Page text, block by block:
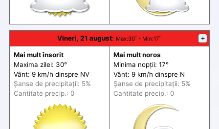
Vineri, 21 august: Max:30˚ - Min:17˚ +
Mai mult însorit
Maxima zilei: 30°
Vânt: 9 km/h dinspre NV
Șanse de precipitații: 5%
Cantitate precip.: 0
Mai mult noros
Minima nopții: 17°
Vânt: 9 km/h dinspre N
Șanse de precipitații: 5%
Cantitate precip.: 0